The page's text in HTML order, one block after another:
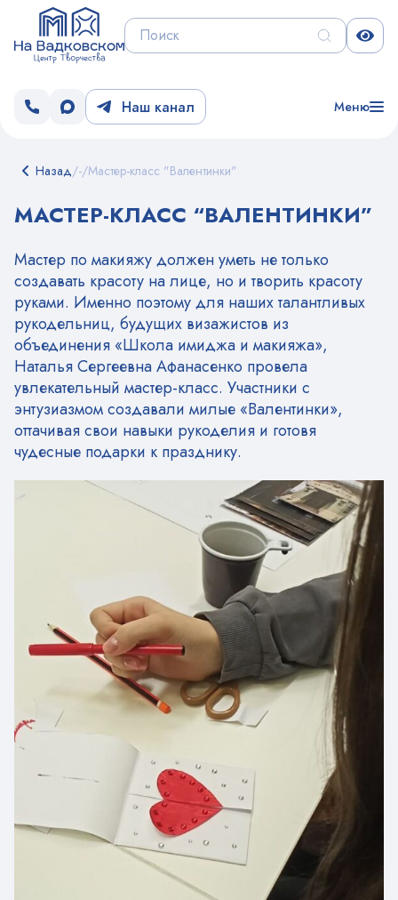
Наш канал Меню
Назад/-/Мастер-класс "Валентинки"
МАСТЕР-КЛАСС “ВАЛЕНТИНКИ”
Мастер по макияжу должен уметь не только
создавать красоту на лице, но и творить красоту
руками. Именно поэтому для наших талантливых
рукодельниц, будущих визажистов из
объединения «Школа имиджа и макияжа»,
Наталья Сергеевна Афанасенко провела
увлекательный мастер-класс. Участники с
энтузиазмом создавали милые «Валентинки»,
оттачивая свои навыки рукоделия и готовя
чудесные подарки к празднику.